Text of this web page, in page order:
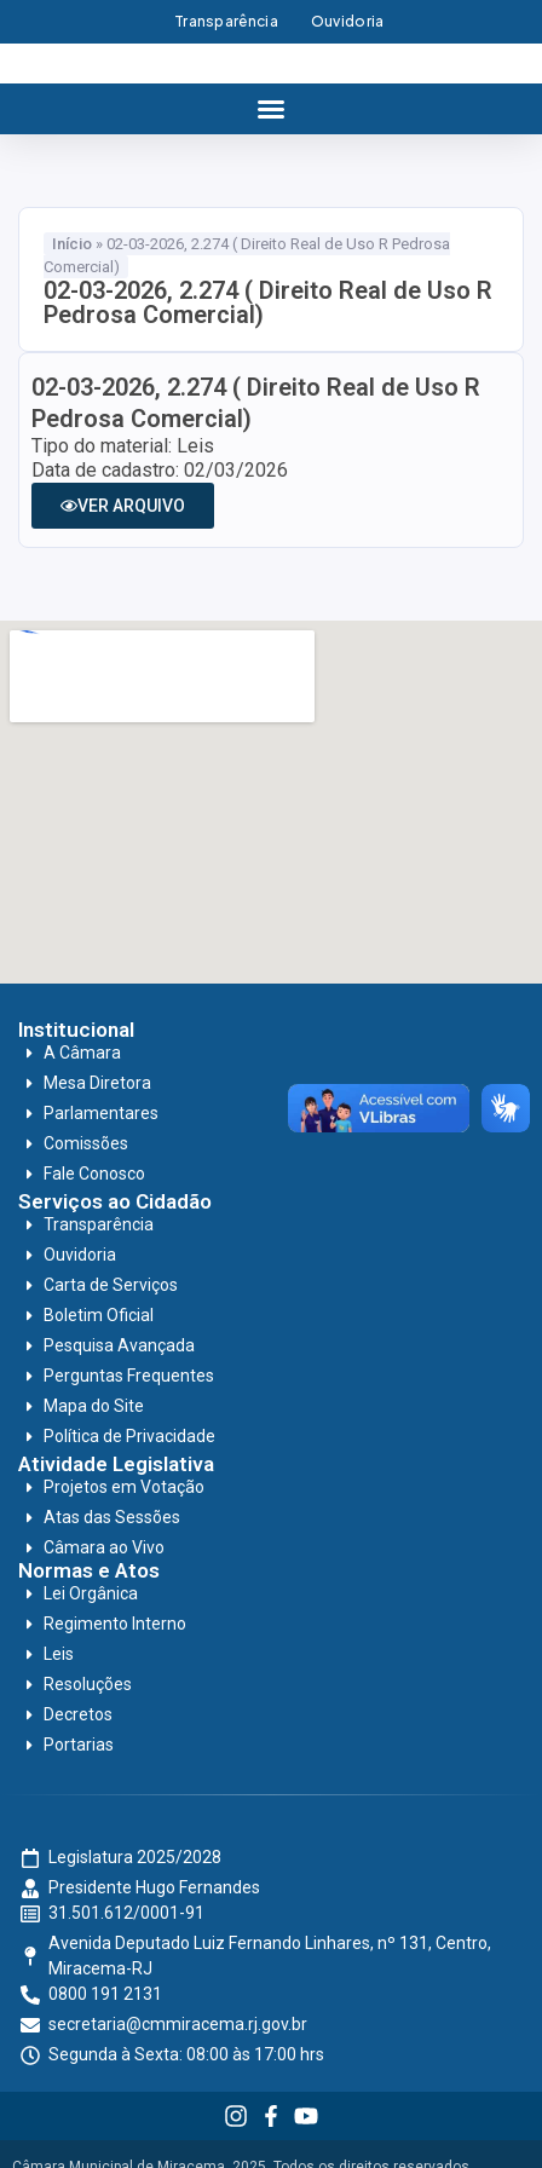
Transparência Ouvidoria
Início » 02-03-2026, 2.274 ( Direito Real de Uso R Pedrosa
Comercial)
02-03-2026, 2.274 ( Direito Real de Uso R
Pedrosa Comercial)
02-03-2026, 2.274 ( Direito Real de Uso R
Pedrosa Comercial)
Tipo do material: Leis
Data de cadastro: 02/03/2026
VER ARQUIVO
Institucional
A Câmara
Mesa Diretora
Parlamentares
Comissões
Fale Conosco
Serviços ao Cidadão
Transparência
Ouvidoria
Carta de Serviços
Boletim Oficial
Pesquisa Avançada
Perguntas Frequentes
Mapa do Site
Política de Privacidade
Atividade Legislativa
Projetos em Votação
Atas das Sessões
Câmara ao Vivo
Normas e Atos
Lei Orgânica
Regimento Interno
Leis
Resoluções
Decretos
Portarias
Legislatura 2025/2028
Presidente Hugo Fernandes
31.501.612/0001-91
Avenida Deputado Luiz Fernando Linhares, nº 131, Centro,
Miracema-RJ
0800 191 2131
secretaria@cmmiracema.rj.gov.br
Segunda à Sexta: 08:00 às 17:00 hrs